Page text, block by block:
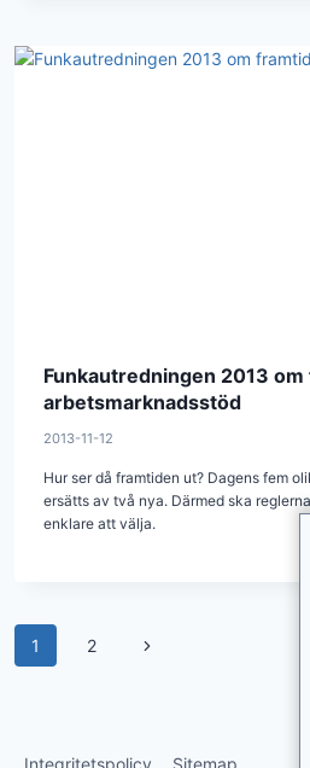
Funkautredningen 2013
arbetsmarknadsstöd
2013-11-12
Hur ser då framtiden ut? Dagens fem
ersätts av två nya. Därmed ska
enklare att välja.
Page
1 2
Next
Integritetspolicy Sitemap